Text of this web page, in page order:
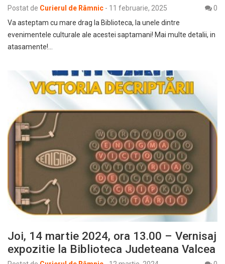
Postat de Curierul de Râmnic - 11 februarie, 2025
0
Va asteptam cu mare drag la Biblioteca, la unele dintre
evenimentele culturale ale acestei saptamani! Mai multe detalii, in
atasamente!…
Joi, 14 martie 2024, ora 13.00 – Vernisaj
expozitie la Biblioteca Judeteana Valcea